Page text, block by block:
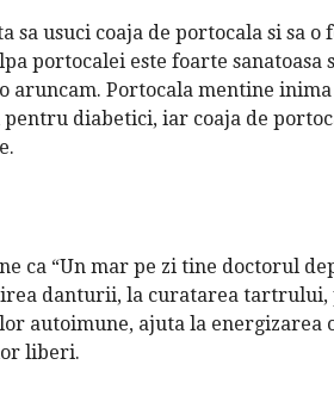
sa usuci coaja de portocala si sa
portocalei este foarte sanatoasa
aruncam. Portocala mentine
diabetici, iar coaja de
ca “Un mar pe zi tine doctorul
danturii, la curatarea
autoimune, ajuta la energizarea
liberi.